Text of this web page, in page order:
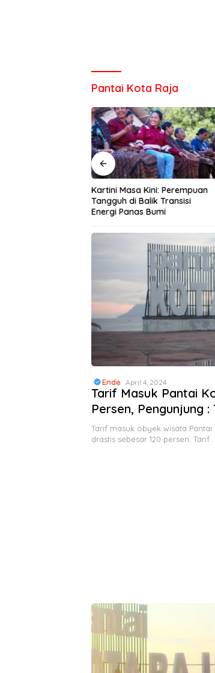
Pantai Kota Raja
Kartini Masa Kini: Perempuan
Tangguh di Balik Transisi
Energi Panas Bumi
Ende April 4, 2024
Tarif Masuk Pantai
Persen, Pengunjung
Tarif masuk obyek wisata
drastis sebesar 120 persen. Tarif…